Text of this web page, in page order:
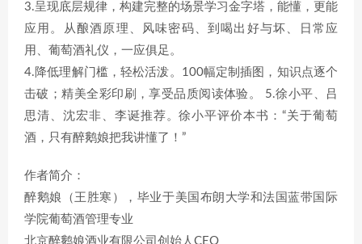
3.呈现底层规律，构建完整的场景学习金字塔，能懂，更能
应用。从酿酒原理、风味密码、到喝出好与坏、日常应
用、葡萄酒礼仪，一应俱足。
4.降低理解门槛，轻松活泼。100幅定制插图，知识点逐个
击破；精美全彩印刷，享受品质阅读体验。 5.徐小平、吕
思清、沈宏非、李诞推荐。徐小平评价本书：“关于葡萄
酒，只有醉鹅娘把我讲懂了！”
作者简介：
醉鹅娘（王胜寒），毕业于美国布朗大学和法国蓝带国际
学院葡萄酒管理专业
北京醉鹅娘酒业有限公司创始人CEO